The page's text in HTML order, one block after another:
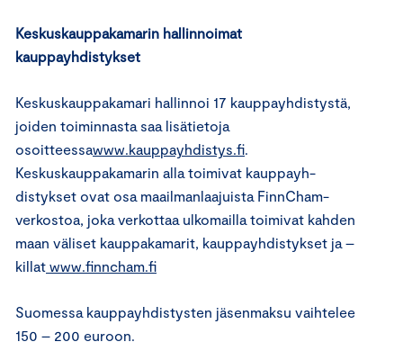
Keskuskauppakamarin hallinnoimat
kauppayhdistykset
Keskuskauppakamari hallinnoi 17 kauppayhdistystä,
joiden toiminnasta saa lisätietoja
osoitteessawww.kauppayhdistys.fi.
Keskuskauppakamarin alla toimivat kauppayh­
distykset ovat osa maailmanlaajuista FinnCham-
verkostoa, joka verkottaa ulkomailla toimivat kahden
maan väliset kauppakamarit, kauppayhdistykset ja –
killat www.finncham.fi
Suomessa kauppayhdistysten jäsenmaksu vaihtelee
150 – 200 euroon.